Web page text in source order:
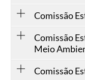
Comissão
Comissão
Meio
Comissão